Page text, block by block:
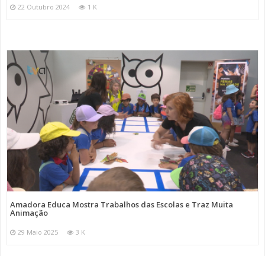
22 Outubro 2024 1 K
Amadora Educa Mostra Trabalhos das Escolas e Traz Muita
Animação
29 Maio 2025 3 K